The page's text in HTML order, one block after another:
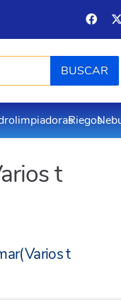
BUSCAR
Riegos
t
t